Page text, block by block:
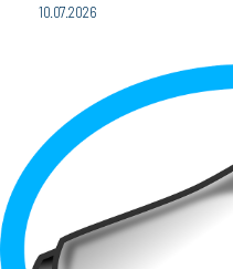
10.07.2026